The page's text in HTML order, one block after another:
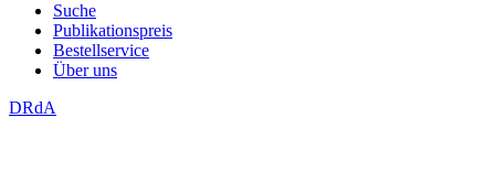
Suche
Publikationspreis
Bestellservice
Über uns
DRdA